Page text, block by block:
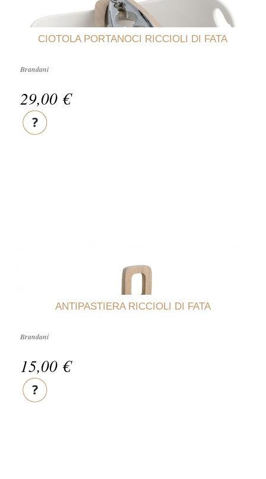
CIOTOLA PORTANOCI RICCIOLI DI FATA
Brandani
29,00 €
ANTIPASTIERA RICCIOLI DI FATA
Brandani
15,00 €